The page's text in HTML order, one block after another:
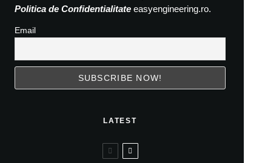
Politica de Confidentialitate easyengineering.ro.
Email
LATEST